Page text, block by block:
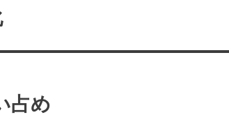
占め